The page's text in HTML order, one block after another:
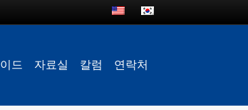
드 자료실 칼럼 연락처